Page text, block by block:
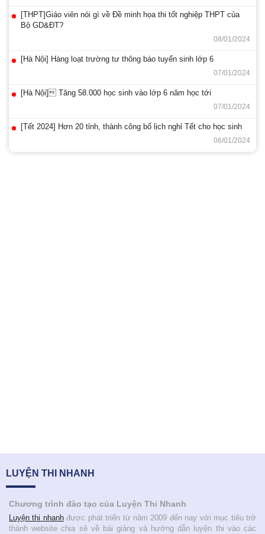
[THPT]Giáo viên nói gì về Đề minh họa thi tốt nghiệp THPT của
Bộ GD&ĐT?
08/01/2024
[Hà Nội] Hàng loạt trường tư thông báo tuyển sinh lớp 6
07/01/2024
[Hà Nội] Tăng 58.000 học sinh vào lớp 6 năm học tới
07/01/2024
[Tết 2024] Hơn 20 tỉnh, thành công bố lịch nghỉ Tết cho học sinh
06/01/2024
LUYỆN THI NHANH
Chương trình đào tạo của Luyện Thi Nhanh
Luyện thi nhanhđược phát triển từ năm 2009 đến nay với mục tiêu trở
thành website chia sẻ về bài giảng và hướng dẫn luyện thi vào các